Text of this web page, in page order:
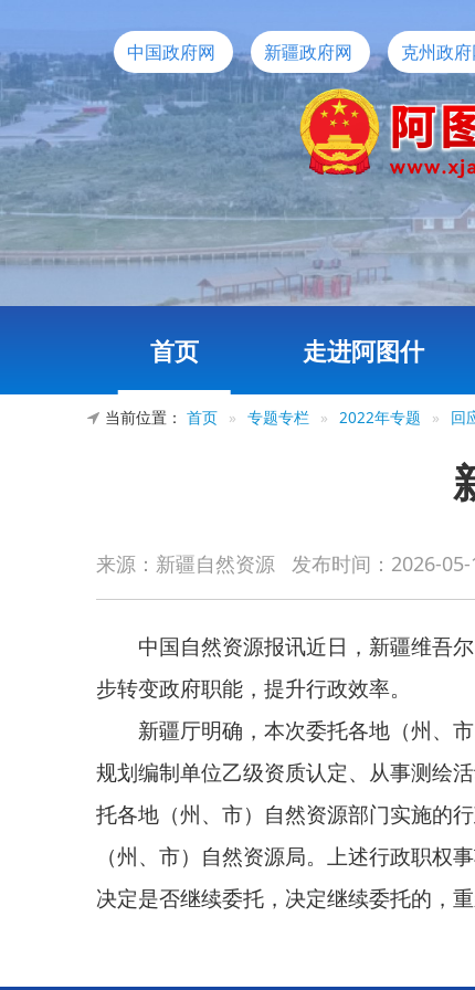
中国政府网 新疆政府网 克州政
首页 走进阿图什
当前位置： 首页 » 专题专栏 » 2022年专题 » 回
来源：新疆自然资源 发布时间： 2026-
中国自然资源报讯近日，新疆维吾尔自治区
步转变政府职能，提升行政效率。
规划编制单位乙级资质认定、从事测绘活动的单
托各地（州、市）自然资源部门实施的行政确认
决定是否继续委托，决定继续委托的，重新签订委